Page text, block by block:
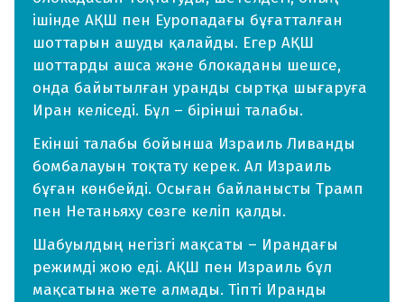
ішінде АҚШ пен Еуропадағы бұғатталған
шоттарын ашуды қалайды. Егер АҚШ
шоттарды ашса және блокаданы шешсе,
онда байытылған уранды сыртқа шығаруға
Иран келіседі. Бұл – бірінші талабы.
Екінші талабы бойынша Израиль Ливанды
бомбалауын тоқтату керек. Ал Израиль
бұған көнбейді. Осыған байланысты Трамп
пен Нетаньяху сөзге келіп қалды.
Шабуылдың негізгі мақсаты – Ирандағы
режимді жою еді. АҚШ пен Израиль бұл
мақсатына жете алмады. Тіпті Иранды